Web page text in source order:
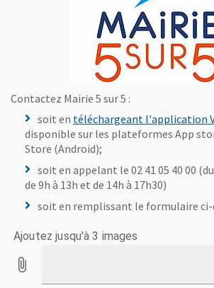
Contactez Mairie 5 sur 5 :
soit en téléchargeant l'application
disponible sur les plateformes App
Store (Android);
soit en appelant le 02 41 05 40 00
de 9h à 13h et de 14h à 17h30)
soit en remplissant le formulaire ci-